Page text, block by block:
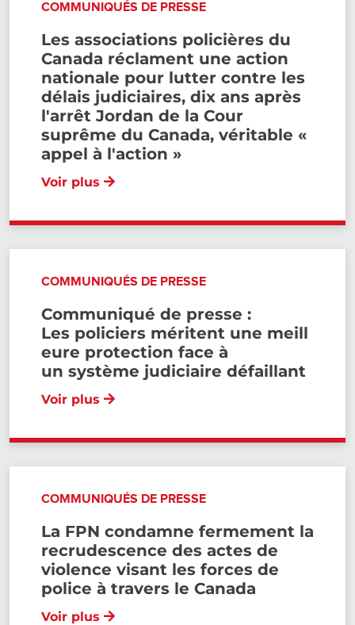
COMMUNIQUÉS DE PRESSE
Les associations policières du
Canada réclament une action
nationale pour lutter contre les
délais judiciaires, dix ans après
l'arrêt Jordan de la Cour
suprême du Canada, véritable «
appel à l'action »
Voir plus
COMMUNIQUÉS DE PRESSE
Communiqué de presse :
Les policiers méritent une meill
eure protection face à
un système judiciaire défaillant
Voir plus
COMMUNIQUÉS DE PRESSE
La FPN condamne fermement la
recrudescence des actes de
violence visant les forces de
police à travers le Canada
Voir plus